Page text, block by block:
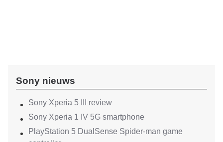
Sony nieuws
Sony Xperia 5 III review
Sony Xperia 1 IV 5G smartphone
PlayStation 5 DualSense Spider-man game